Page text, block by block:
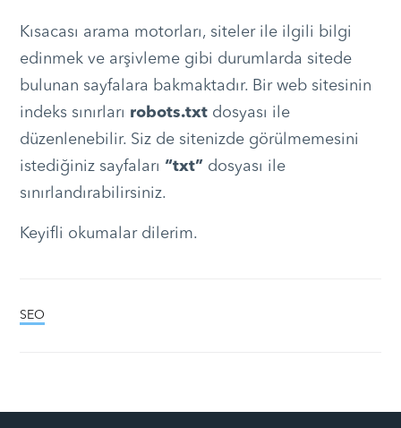
Kısacası arama motorları, siteler ile ilgili bilgi
edinmek ve arşivleme gibi durumlarda sitede
bulunan sayfalara bakmaktadır. Bir web sitesinin
indeks sınırları robots.txtdosyası ile
düzenlenebilir. Siz de sitenizde görülmemesini
istediğiniz sayfaları “txt” dosyası ile
sınırlandırabilirsiniz.
Keyifli okumalar dilerim.
SEO